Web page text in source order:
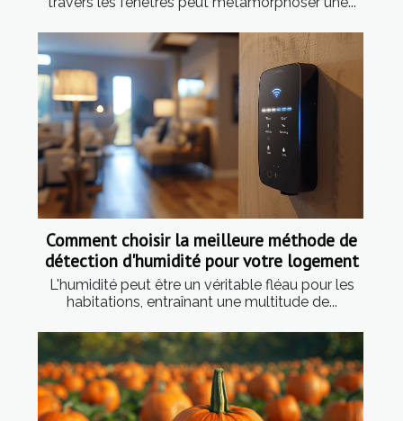
Comment choisir la meilleure méthode de
détection d'humidité pour votre logement
L'humidité peut être un véritable fléau pour les
habitations, entraînant une multitude de...